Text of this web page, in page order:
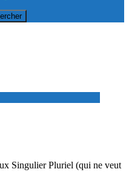
Singulier Pluriel (qui ne veut